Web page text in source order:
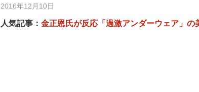
2016年12月10日
人気記事： 金正恩氏が反応「過激アンダーウェア」の